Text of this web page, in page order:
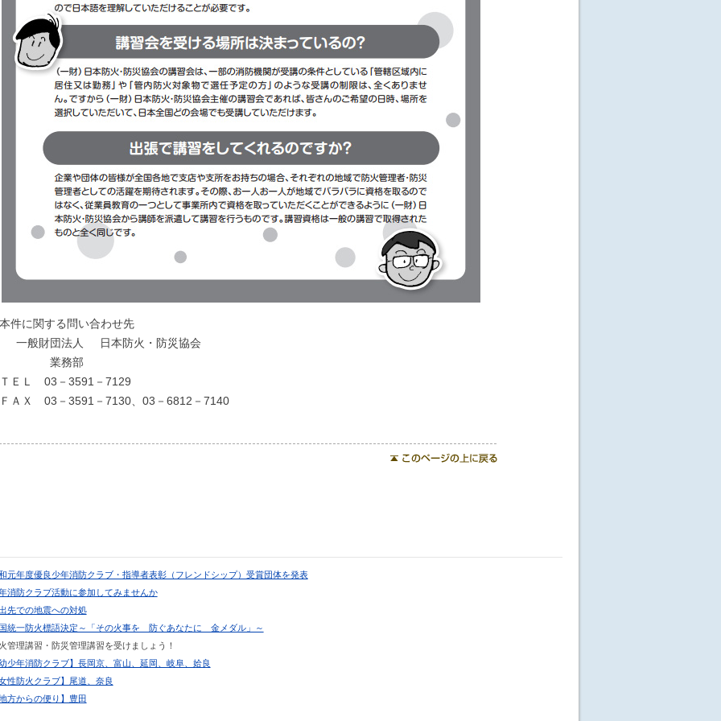
本件に関する問い合わせ先
一般財団法人
日本防火・防災協会
業務部
ＴＥＬ 03－3591－7129
ＦＡＸ 03－3591－7130、03－6812－7140
元年度優良少年消防クラブ・指導者表彰（フレンドシップ）受賞団体を発表
消防クラブ活動に参加してみませんか
先での地震への対処
統一防火標語決定～「その火事を 防ぐあなたに 金メダル」～
管理講習・防災管理講習を受けましょう！
少年消防クラブ】長岡京、富山、延岡、岐阜、姶良
性防火クラブ】尾道、奈良
方からの便り】豊田